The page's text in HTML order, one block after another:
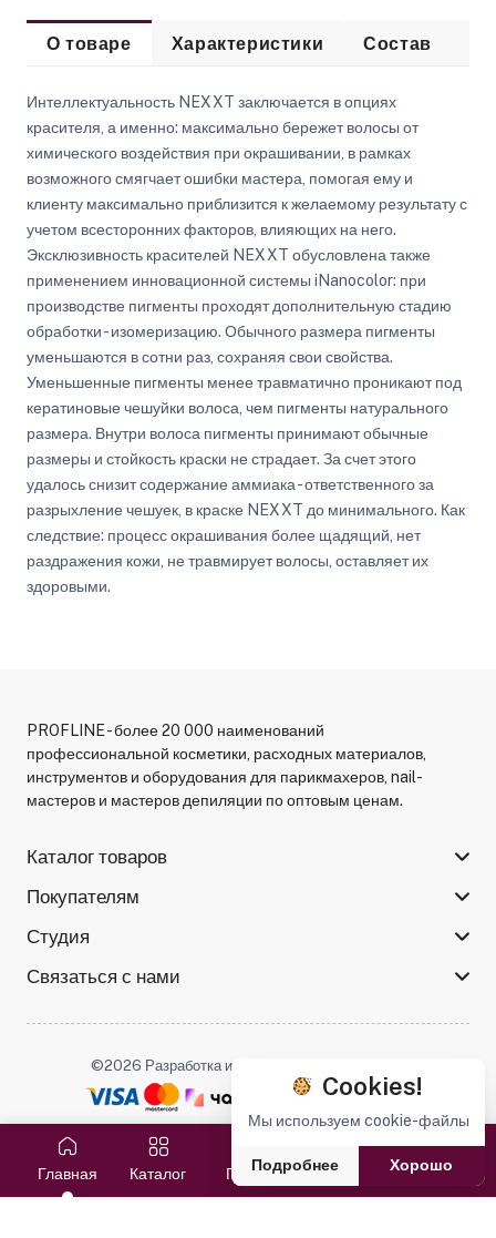
Главная Каталог Поиск Избранное Корзина
О товаре Характеристики Состав
Интеллектуальность NEXXT заключается в опциях
красителя, а именно: максимально бережет волосы от
химического воздействия при окрашивании, в рамках
возможного смягчает ошибки мастера, помогая ему и
клиенту максимально приблизится к желаемому результату с
учетом всесторонних факторов, влияющих на него.
Эксклюзивность красителей NEXXT обусловлена также
применением инновационной системы iNanocolor: при
производстве пигменты проходят дополнительную стадию
обработки - изомеризацию. Обычного размера пигменты
уменьшаются в сотни раз, сохраняя свои свойства.
Уменьшенные пигменты менее травматично проникают под
кератиновые чешуйки волоса, чем пигменты натурального
размера. Внутри волоса пигменты принимают обычные
размеры и стойкость краски не страдает. За счет этого
удалось снизит содержание аммиака - ответственного за
разрыхление чешуек, в краске NEXXT до минимального. Как
следствие: процесс окрашивания более щадящий, нет
раздражения кожи, не травмирует волосы, оставляет их
здоровыми.
PROFLINE - более 20 000 наименований
профессиональной косметики, расходных материалов,
инструментов и оборудования для парикмахеров, nail-
мастеров и мастеров депиляции по оптовым ценам.
Каталог товаров
Покупателям
Студия
Связаться с нами
©2026 Разработка и поддержка -
Мы в соцсетях :
Cookies!
Мы используем cookie-файлы
Подробнее Хорошо